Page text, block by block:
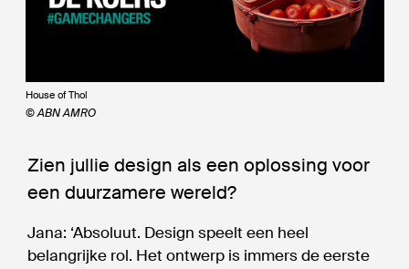
House of Thol
© ABN AMRO
Zien jullie design als een oplossing voor
een duurzamere wereld?
Jana: ‘Absoluut. Design speelt een heel
belangrijke rol. Het ontwerp is immers de eerste